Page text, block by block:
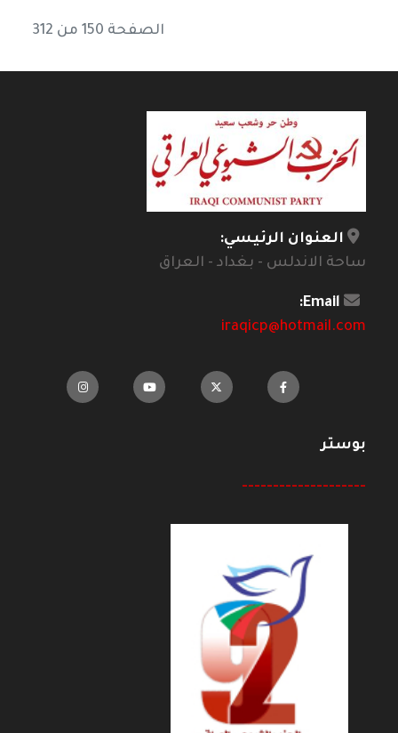
الصفحة 150 من 312
العنوان الرئيسي:
ساحة الاندلس - بغداد - العراق
Email:
iraqicp@hotmail.com
بوستر
--------------------